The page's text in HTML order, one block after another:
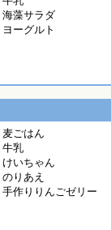
海藻サラダ
ヨーグルト
麦ご
牛乳
けいちゃん
のりあえ
手作りりんごゼリー